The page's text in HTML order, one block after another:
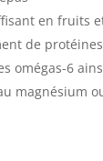
en fruits
de protéines
omégas-6
magnésium